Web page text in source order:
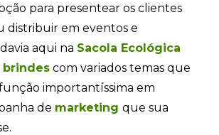
para presentear os clientes
distribuir em eventos e
aqui na Sacola Ecológica
brindes com variados temas que
importantíssima em
de marketing que sua